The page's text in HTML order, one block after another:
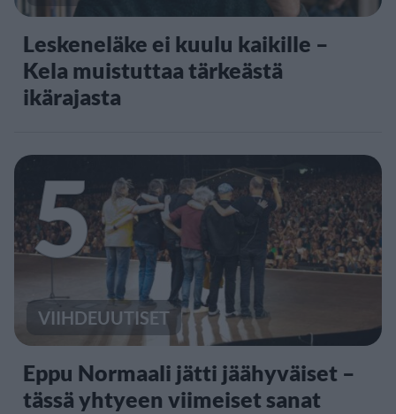
Leskeneläke ei kuulu kaikille –
Kela muistuttaa tärkeästä
ikärajasta
5
VIIHDEUUTISET
Eppu Normaali jätti jäähyväiset –
tässä yhtyeen viimeiset sanat